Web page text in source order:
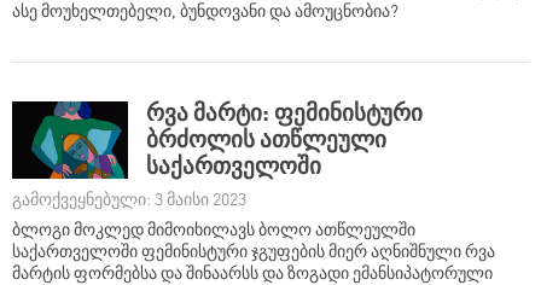
ასე მოუხელთებელი, ბუნდოვანი და ამოუცნობია?
რვა მარტი: ფემინისტური
ბრძოლის ათწლეული
საქართველოში
გამოქვეყნებული: 3 მაისი 2023
ბლოგი მოკლედ მიმოიხილავს ბოლო ათწლეულში
საქართველოში ფემინისტური ჯგუფების მიერ აღნიშნული რვა
მარტის ფორმებსა და შინაარსს და ზოგადი ემანსიპატორული